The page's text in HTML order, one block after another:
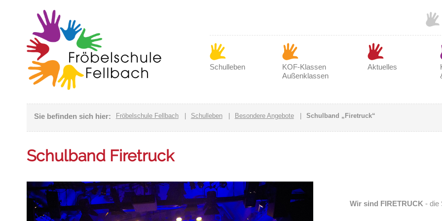
Schulleben
KOF-Klassen
Außenklassen
Aktuelles
Sie befinden sich hier: Fröbelschule Fellbach| Schulleben| Besondere Angebote| Schulband „Firetruck“
Schulband Firetruck
Wir sind FIRETRUCK - die